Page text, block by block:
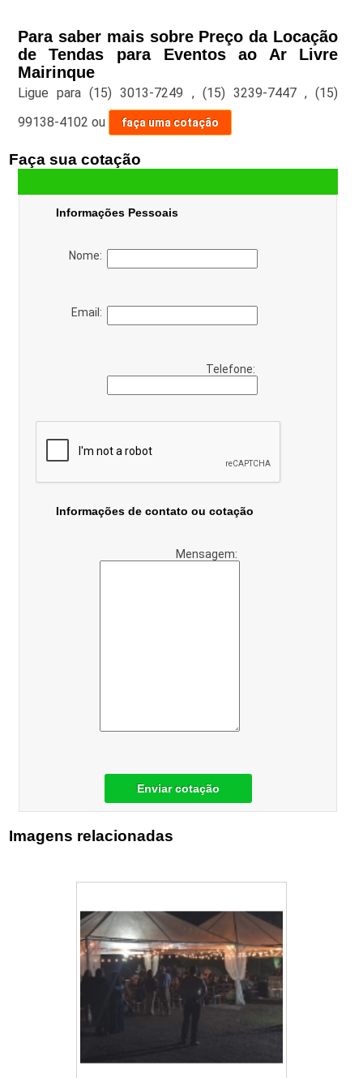
Para saber mais sobre Preço da Locação
de Tendas para Eventos ao Ar Livre
Mairinque
Ligue para(15) 3013-7249 , (15) 3239-7447 ,(15)
99138-4102 ou faça uma cotação
Faça sua cotação
Informações Pessoais
Nome:
Email:
Telefone:
Informações de contato ou cotação
Mensagem:
Enviar cotação
Imagens relacionadas